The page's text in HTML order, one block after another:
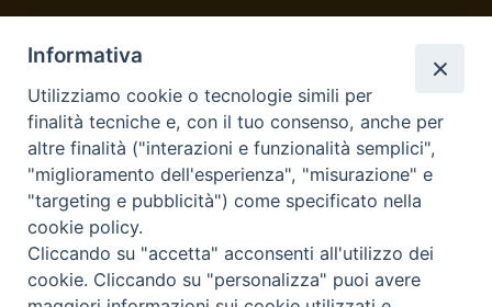
TV 2000
Informativa
Utilizziamo cookie o tecnologie simili per
finalità tecniche e, con il tuo consenso, anche per
altre finalità ("interazioni e funzionalità semplici",
"miglioramento dell'esperienza", "misurazione" e
"targeting e pubblicità") come specificato nella
cookie policy.
Cliccando su "accetta" acconsenti all'utilizzo dei
cookie. Cliccando su "personalizza" puoi avere